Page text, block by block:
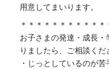
用意してまいります。
＊＊＊＊＊＊＊＊＊＊＊
お子さまの発達・成長
りましたら、ご相談くだ
・じっとしているのが苦